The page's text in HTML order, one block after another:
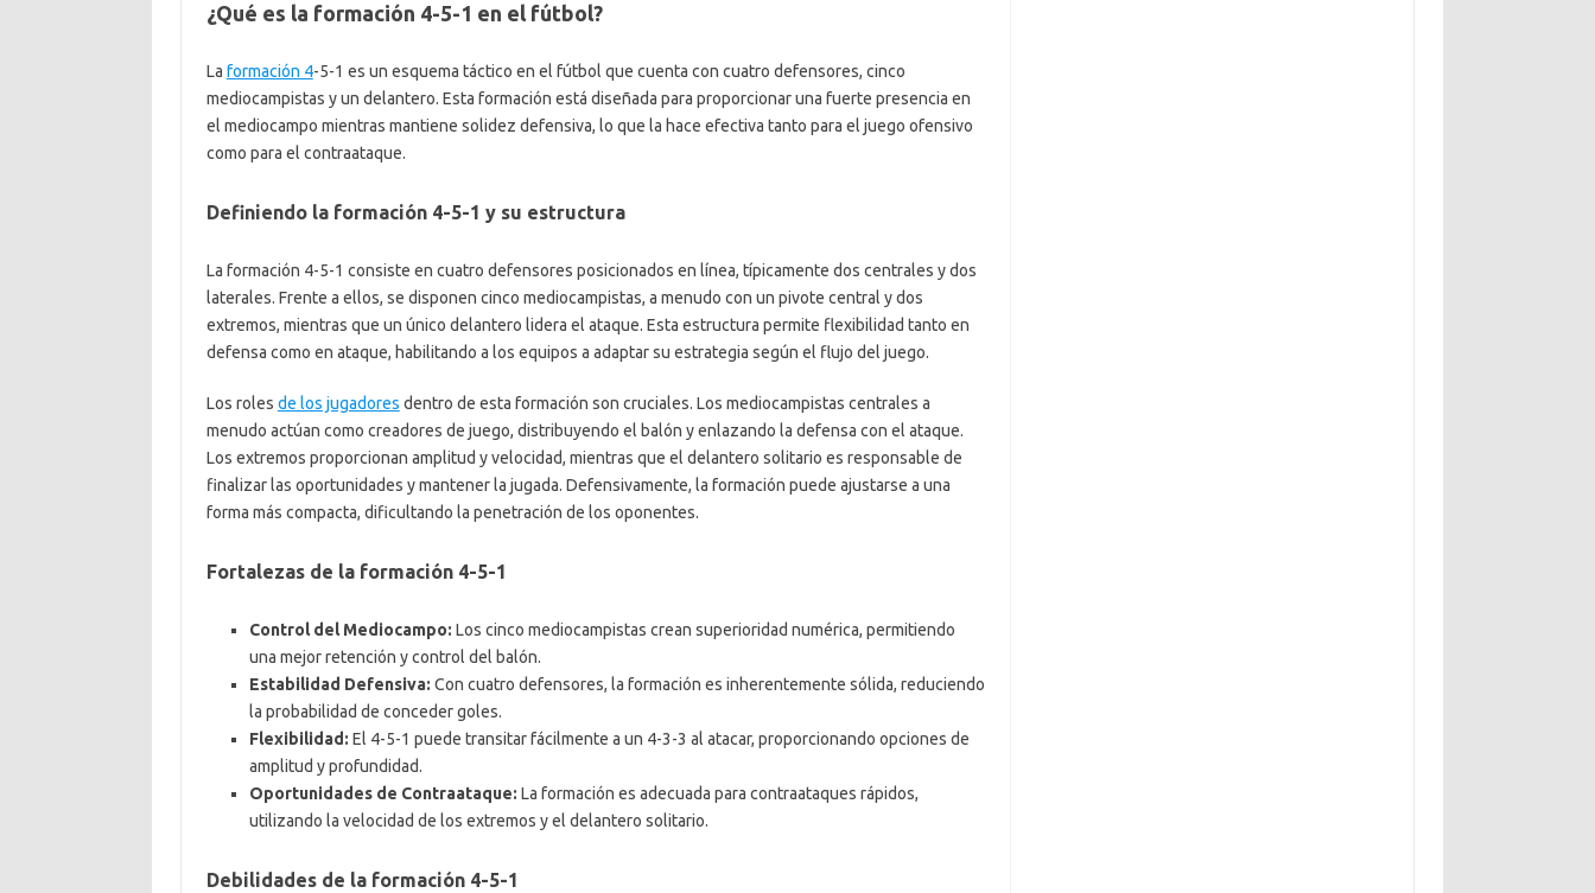
¿Qué es la formación 4-5-1 en el fútbol?
La formación 4-5-1 es un esquema táctico en el fútbol que cuenta con cuatro defensores, cinco
mediocampistas y un delantero. Esta formación está diseñada para proporcionar una fuerte presencia en
el mediocampo mientras mantiene solidez defensiva, lo que la hace efectiva tanto para el juego ofensivo
como para el contraataque.
Definiendo la formación 4-5-1 y su estructura
La formación 4-5-1 consiste en cuatro defensores posicionados en línea, típicamente dos centrales y dos
laterales. Frente a ellos, se disponen cinco mediocampistas, a menudo con un pivote central y dos
extremos, mientras que un único delantero lidera el ataque. Esta estructura permite flexibilidad tanto en
defensa como en ataque, habilitando a los equipos a adaptar su estrategia según el flujo del juego.
Los roles de los jugadores dentro de esta formación son cruciales. Los mediocampistas centrales a
menudo actúan como creadores de juego, distribuyendo el balón y enlazando la defensa con el ataque.
Los extremos proporcionan amplitud y velocidad, mientras que el delantero solitario es responsable de
finalizar las oportunidades y mantener la jugada. Defensivamente, la formación puede ajustarse a una
forma más compacta, dificultando la penetración de los oponentes.
Fortalezas de la formación 4-5-1
Control del Mediocampo: Los cinco mediocampistas crean superioridad numérica, permitiendo
una mejor retención y control del balón.
Estabilidad Defensiva: Con cuatro defensores, la formación es inherentemente sólida, reduciendo
la probabilidad de conceder goles.
Flexibilidad: El 4-5-1 puede transitar fácilmente a un 4-3-3 al atacar, proporcionando opciones de
amplitud y profundidad.
Oportunidades de Contraataque: La formación es adecuada para contraataques rápidos,
utilizando la velocidad de los extremos y el delantero solitario.
Debilidades de la formación 4-5-1